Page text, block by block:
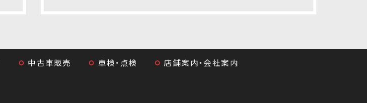
中古車販売 車検・点検
店舗案内・会社案内